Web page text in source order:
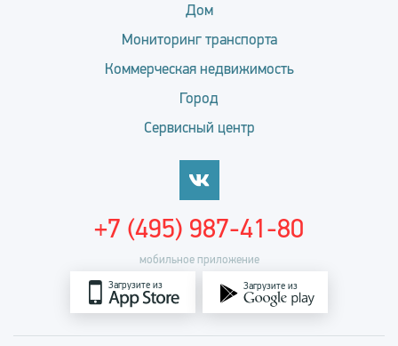
Дом
Мониторинг транспорта
Коммерческая недвижимость
Город
Сервисный центр
мобильное приложение
Загрузите из Загрузите из
+7 (495) 987-41-80